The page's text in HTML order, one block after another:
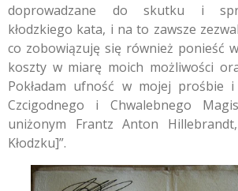
doprowadzane do skutku i
kłodzkiego kata, i na to zawsze
co zobowiązuję się również ponieść
koszty w miarę moich możliwości
Pokładam ufność w mojej prośbie
Czcigodnego i Chwalebnego
uniżonym Frantz Anton
Kłodzku]”.